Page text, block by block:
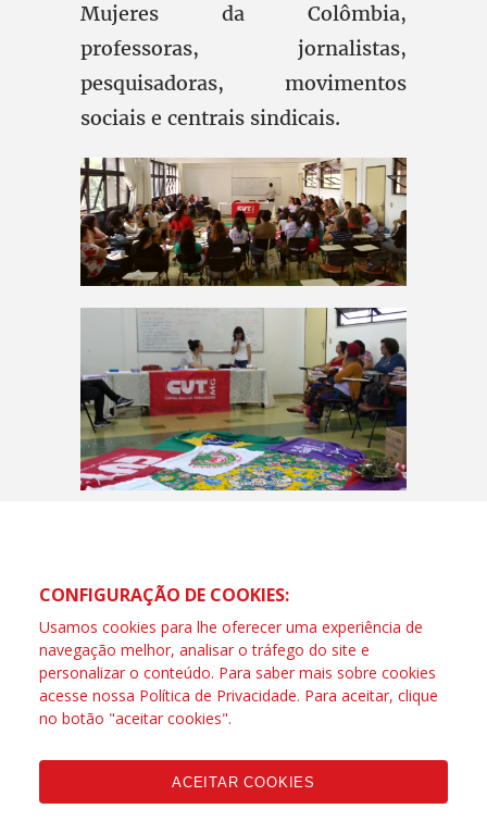
Mujeres da Colômbia,
professoras, jornalistas,
pesquisadoras, movimentos
sociais e centrais sindicais.
CONFIGURAÇÃO DE COOKIES:
Usamos cookies para lhe oferecer uma experiência de
navegação melhor, analisar o tráfego do site e
personalizar o conteúdo. Para saber mais sobre cookies
acesse nossa Política de Privacidade. Para aceitar, clique
no botão "aceitar cookies".
ACEITAR COOKIES